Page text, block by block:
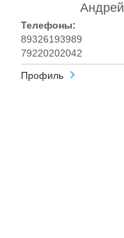
Андрей
Телефоны:
89326193989
79220202042
Профиль